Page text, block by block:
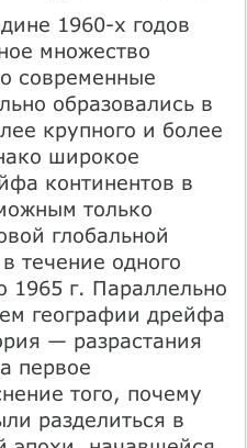
1960-х годов
множество
современные
образовались в
крупного и более
широкое
континентов в
только
глобальной
течение одного
1965 г. Параллельно
географии дрейфа
— разрастания
первое
того, почему
разделиться в